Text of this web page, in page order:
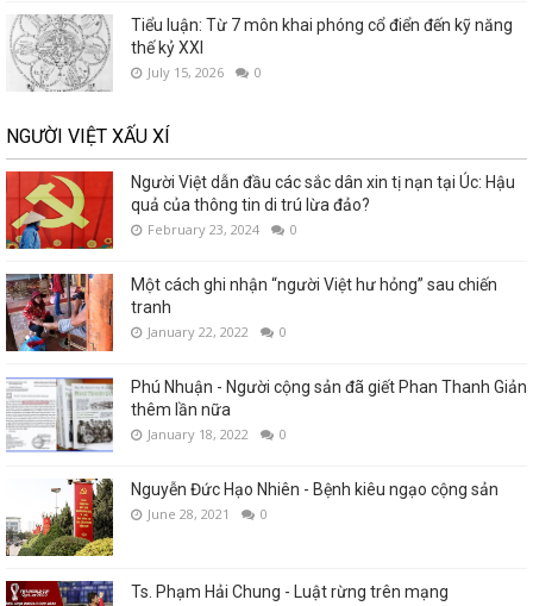
Tiểu luận: Từ 7 môn khai phóng cổ điển đến kỹ năng
thế kỷ XXI
July 15, 2026 0
NGƯỜI VIỆT XẤU XÍ
Người Việt dẫn đầu các sắc dân xin tị nạn tại Úc: Hậu
quả của thông tin di trú lừa đảo?
February 23, 2024 0
Một cách ghi nhận “người Việt hư hỏng” sau chiến
tranh
January 22, 2022 0
Phú Nhuận - Người cộng sản đã giết Phan Thanh Giản
thêm lần nữa
January 18, 2022 0
Nguyễn Đức Hạo Nhiên - Bệnh kiêu ngạo cộng sản
June 28, 2021 0
Ts. Phạm Hải Chung - Luật rừng trên mạng